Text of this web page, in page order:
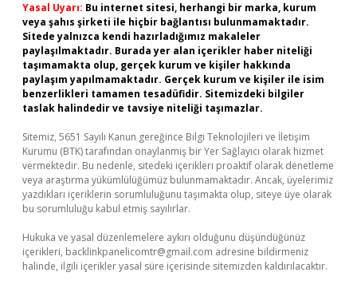
Yasal Uyarı: Bu internet sitesi, herhangi bir marka, kurum
veya şahıs şirketi ile hiçbir bağlantısı bulunmamaktadır.
Sitede yalnızca kendi hazırladığımız makaleler
paylaşılmaktadır. Burada yer alan içerikler haber niteliği
taşımamakta olup, gerçek kurum ve kişiler hakkında
paylaşım yapılmamaktadır. Gerçek kurum ve kişiler ile isim
benzerlikleri tamamen tesadüfidir. Sitemizdeki bilgiler
taslak halindedir ve tavsiye niteliği taşımazlar.
Sitemiz, 5651 Sayılı Kanun gereğince Bilgi Teknolojileri ve İletişim
Kurumu (BTK) tarafından onaylanmış bir Yer Sağlayıcı olarak hizmet
vermektedir. Bu nedenle, sitedeki içerikleri proaktif olarak denetleme
veya araştırma yükümlülüğümüz bulunmamaktadır. Ancak, üyelerimiz
yazdıkları içeriklerin sorumluluğunu taşımakta olup, siteye üye olarak
bu sorumluluğu kabul etmiş sayılırlar.
Hukuka ve yasal düzenlemelere aykırı olduğunu düşündüğünüz
içerikleri, backlinkpanelicomtr@gmail.com adresine bildirmeniz
halinde, ilgili içerikler yasal süre içerisinde sitemizden kaldırılacaktır.